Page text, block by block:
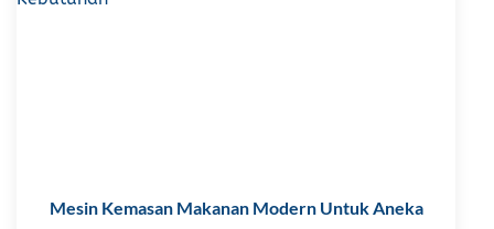
Mesin Kemasan Makanan Modern Untuk Aneka